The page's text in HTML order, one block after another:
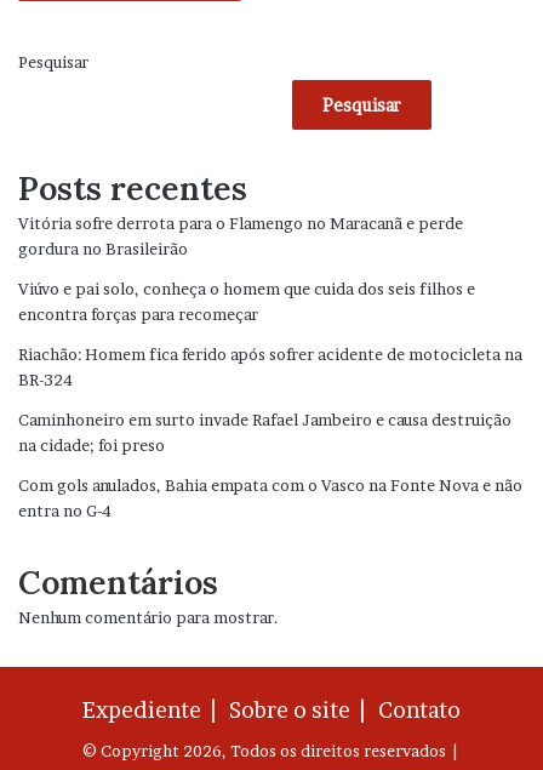
Pesquisar
Pesquisar
Posts recentes
Vitória sofre derrota para o Flamengo no Maracanã e perde
gordura no Brasileirão
Viúvo e pai solo, conheça o homem que cuida dos seis filhos e
encontra forças para recomeçar
Riachão: Homem fica ferido após sofrer acidente de motocicleta na
BR-324
Caminhoneiro em surto invade Rafael Jambeiro e causa destruição
na cidade; foi preso
Com gols anulados, Bahia empata com o Vasco na Fonte Nova e não
entra no G-4
Comentários
Nenhum comentário para mostrar.
Expediente | Sobre o site | Contato
© Copyright 2026, Todos os direitos reservados |